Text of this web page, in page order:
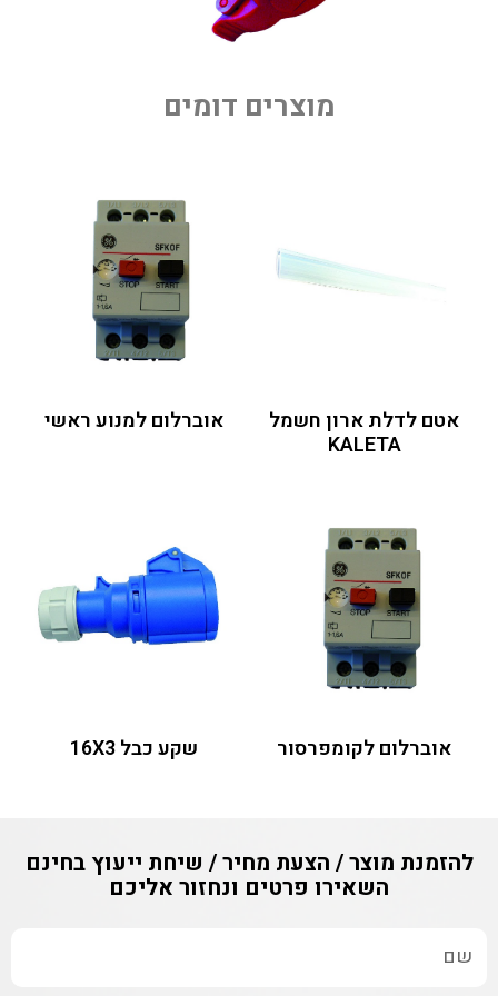
מוצרים דומים
אטם לדלת ארון חשמל
KALETA
אוברלום למנוע ראשי
אוברלום לקומפרסור שקע כבל 16X3
להזמנת מוצר / הצעת מחיר / שיחת ייעוץ בחינם
השאירו פרטים ונחזור אליכם